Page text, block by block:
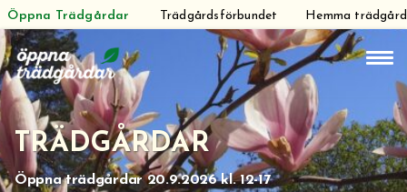
Hoppa
till
innehåll
Öppna Trädgårdar Trädgårdsförbundet Hemma trädgård
TRÄDGÅRDAR
Öppna trädgårdar 20.9.2026 kl. 12-17